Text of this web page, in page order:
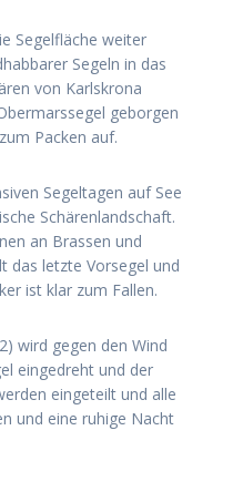
Segelfläche weiter
Segeln in das
von Karlskrona
geborgen
Packen auf.
Segeltagen auf See
Schärenlandschaft.
an Brassen und
das letzte Vorsegel und
ist klar zum Fallen.
wird gegen den Wind
eingedreht und der
eingeteilt und alle
und eine ruhige Nacht